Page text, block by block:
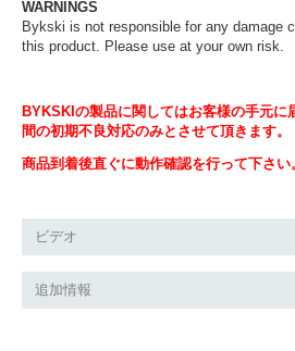
WARNINGS
Bykski is not responsible for any damage
this product. Please use at your own risk.
BYKSKIの製品に関してはお客様の手元に
間の初期不良対応のみとさせて頂きます。
商品到着後直ぐに動作確認を行って下さい
ビデオ
追加情報